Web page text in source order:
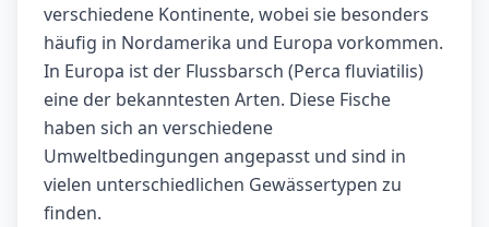
verschiedene Kontinente, wobei sie besonders
häufig in Nordamerika und Europa vorkommen.
In Europa ist der Flussbarsch (Perca fluviatilis)
eine der bekanntesten Arten. Diese Fische
haben sich an verschiedene
Umweltbedingungen angepasst und sind in
vielen unterschiedlichen Gewässertypen zu
finden.